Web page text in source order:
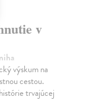
v
výskum na
cestou.
trvajúcej